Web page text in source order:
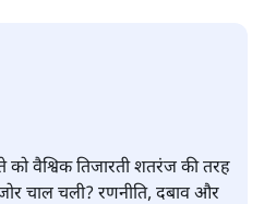
को वैश्विक तिजारती शतरंज की तरह
चाल चली? रणनीति, दबाव और